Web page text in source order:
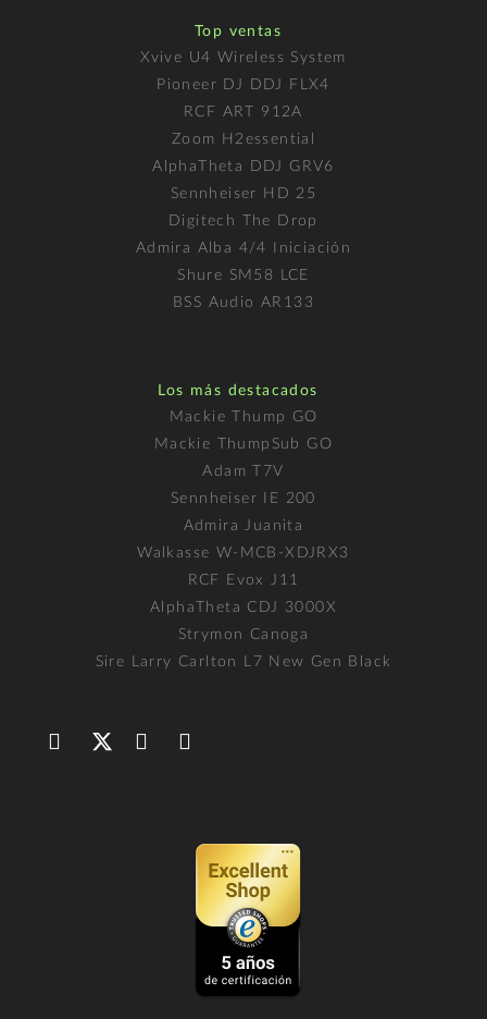
Top ventas
Xvive U4 Wireless System
Pioneer DJ DDJ FLX4
RCF ART 912A
Zoom H2essential
AlphaTheta DDJ GRV6
Sennheiser HD 25
Digitech The Drop
Admira Alba 4/4 Iniciación
Shure SM58 LCE
BSS Audio AR133
Los más destacados
Mackie Thump GO
Mackie ThumpSub GO
Adam T7V
Sennheiser IE 200
Admira Juanita
Walkasse W-MCB-XDJRX3
RCF Evox J11
AlphaTheta CDJ 3000X
Strymon Canoga
Sire Larry Carlton L7 New Gen Black